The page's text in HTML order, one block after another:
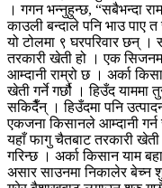
। गगन भन्नुहुन्छ, “सबैभन्दा
काउली बन्दाले पनि भाउ पाए
यो टोलमा ९ घरपरिवार छन् ।
तरकारी खेती हो । एक
आम्दानी राम्रो छ । अर्का
खेती गर्ने गर्छौ । हिउँद याममा
सकिदैँन् । हिउँदमा पनि
एकजना किसानले आम्दानी
यहाँ फागु चैतबाट तरकारी
गरिन्छ । अर्का किसान याम
असार साउनमा निकालेर बेच्न